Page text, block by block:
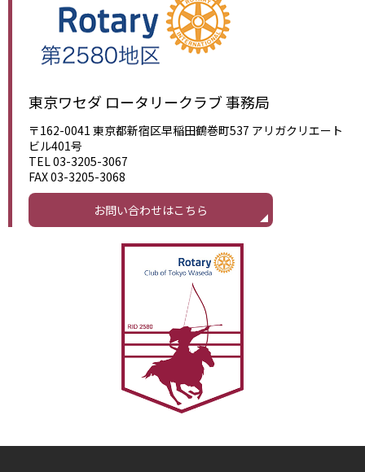
東京ワセダ ロータリークラブ 事務局
〒162-0041 東京都新宿区早稲田鶴巻町537 アリガクリエート
ビル401号
TEL 03-3205-3067
FAX 03-3205-3068
お問い合わせはこちら